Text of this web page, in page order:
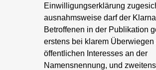
Einwilligungserklärung
ausnahmsweise darf der
Betroffenen in der Publikation
erstens bei klarem Überwiegen
öffentlichen Interesses an der
Namensnennung, und